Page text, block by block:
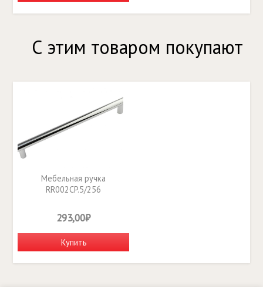
С этим товаром покупают
Мебельная ручка
RR002CP.5/256
293,00₽
Купить